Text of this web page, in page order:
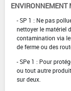
ENVIRONNEMENT
- SP 1 : Ne pas
nettoyer le matériel
contamination via
de ferme ou des
- SPe 1 : Pour
ou tout autre
sur deux.